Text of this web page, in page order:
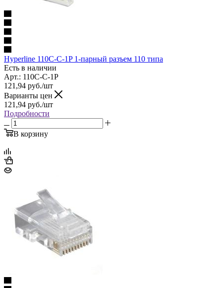
Hyperline 110C-C-1P 1-парный разъем 110 типа
Есть в наличии
Арт.: 110C-C-1P
121,94 руб./шт
Варианты цен
121,94 руб./шт
Подробности
В корзину